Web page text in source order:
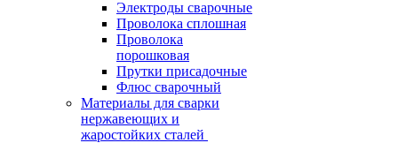
Электроды сварочные
Проволока сплошная
Проволока
порошковая
Прутки присадочные
Флюс сварочный
Материалы для сварки
нержавеющих и
жаростойких сталей